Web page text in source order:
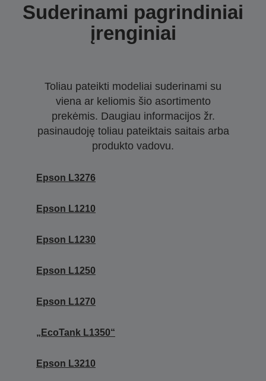
Suderinami pagrindiniai
įrenginiai
Toliau pateikti modeliai suderinami su
viena ar keliomis šio asortimento
prekėmis. Daugiau informacijos žr.
pasinaudoję toliau pateiktais saitais arba
produkto vadovu.
Epson L3276
Epson L1210
Epson L1230
Epson L1250
Epson L1270
„EcoTank L1350“
Epson L3210